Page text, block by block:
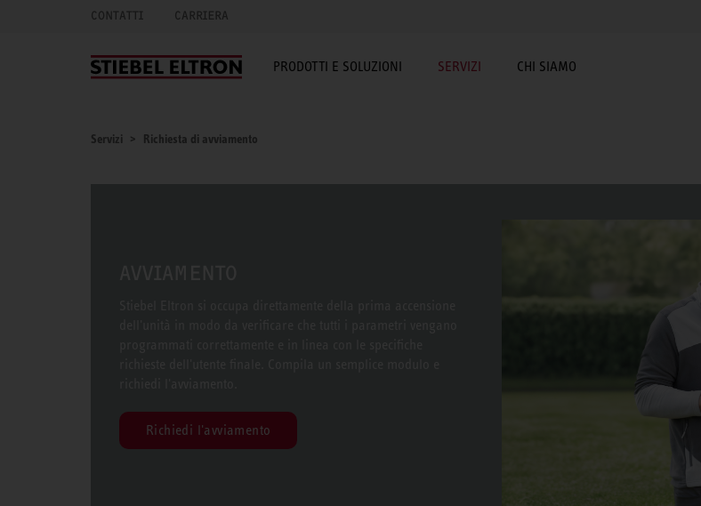
CONTATTI CARRIERA
PRODOTTI E SOLUZIONI SERVIZI CHI SIAMO
Servizi Richiesta di avviamento
Richiedi l'avviamento